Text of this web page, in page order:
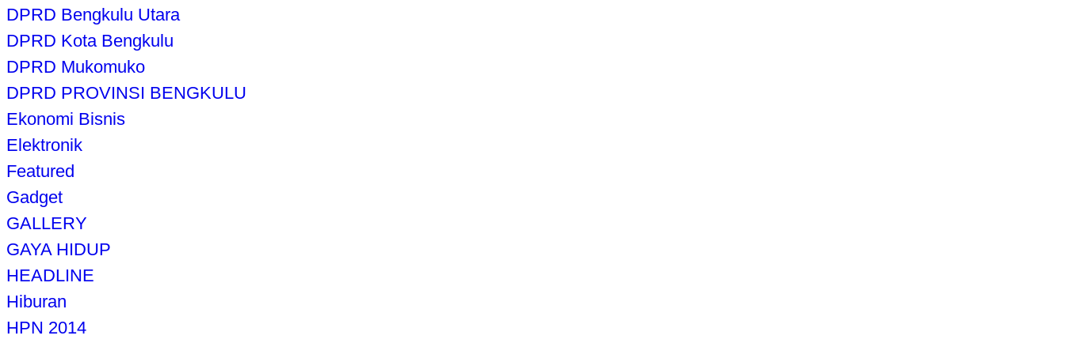
DPRD Bengkulu Utara
DPRD Kota Bengkulu
DPRD Mukomuko
DPRD PROVINSI BENGKULU
Ekonomi Bisnis
Elektronik
Featured
Gadget
GALLERY
GAYA HIDUP
HEADLINE
Hiburan
HPN 2014